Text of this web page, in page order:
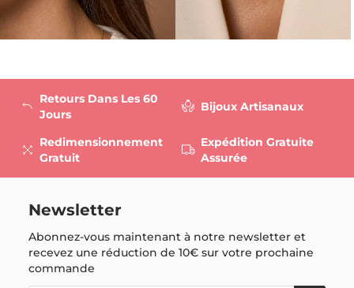
Retours Dans Les 60
Jours
Redimensionnement
Gratuit
Bijoux Artisanaux
Expédition Gratuite
Assurée
Newsletter
Abonnez-vous maintenant à notre newsletter et
recevez une réduction de10€sur votre prochaine
commande